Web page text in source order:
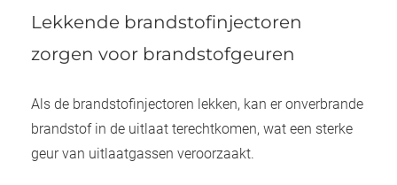
Lekkende brandstofinjectoren
zorgen voor brandstofgeuren
Als de brandstofinjectoren lekken, kan er onverbrande
brandstof in de uitlaat terechtkomen, wat een sterke
geur van uitlaatgassen veroorzaakt.